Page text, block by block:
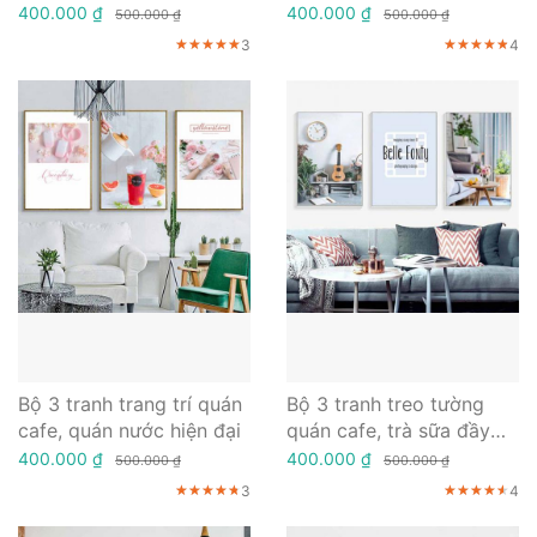
400.000 ₫ 500.000 ₫
★★★★★
★★★★★
★★★★★3
400.000 ₫ 500.000 ₫
★★★★★
★★★★★
★★★★★4
Bộ 3 tranh trang trí quán
cafe, quán nước hiện đại
400.000 ₫ 500.000 ₫
★★★★★
★★★★★
★★★★★ 3
Bộ 3 tranh treo tường
quán cafe, trà sữa đầy
nghệ thuật
400.000 ₫ 500.000 ₫
★★★★★
★★★★★
★★★★★4